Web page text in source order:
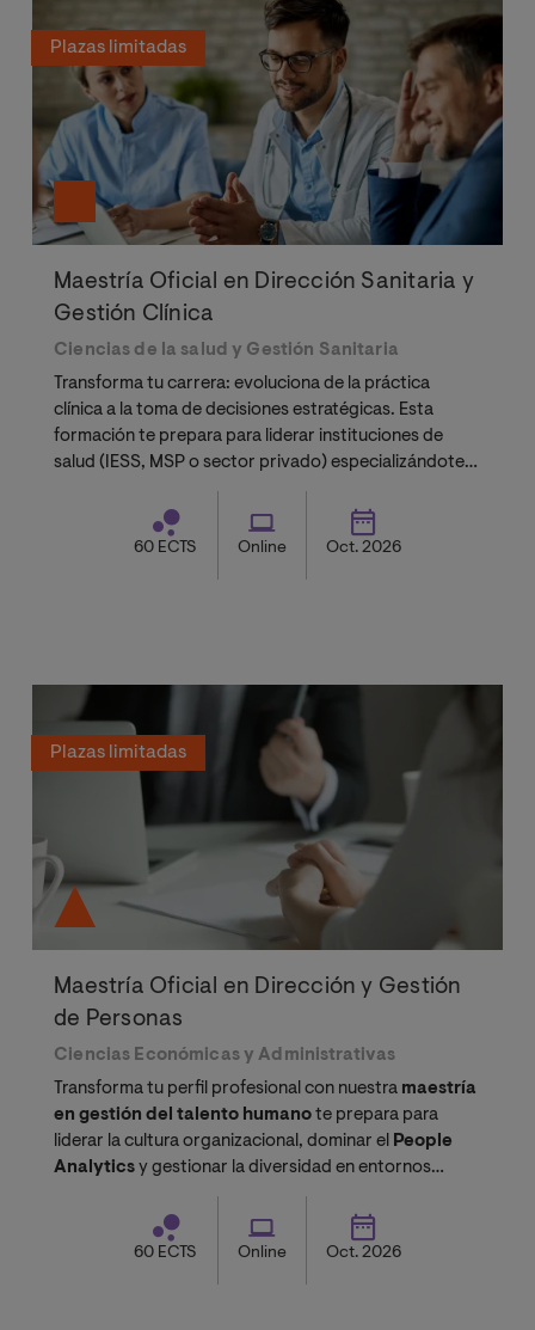
Plazas limitadas
Maestría Oficial en Dirección Sanitaria y
Gestión Clínica
Ciencias de la salud y Gestión Sanitaria
Transforma tu carrera: evoluciona de la práctica
clínica a la toma de decisiones estratégicas. Esta
formación te prepara para liderar instituciones de
salud (IESS, MSP o sector privado) especializándote
en planificación, gestión del cambio y eficiencia en
procesos asistenciales.
60 ECTS Online Oct. 2026
Plazas limitadas
Maestría Oficial en Dirección y Gestión
de Personas
Ciencias Económicas y Administrativas
Transforma tu perfil profesional con nuestra maestría
en gestión del talento humano te prepara para
liderar la cultura organizacional, dominar el People
Analytics y gestionar la diversidad en entornos
60 ECTS Online Oct. 2026